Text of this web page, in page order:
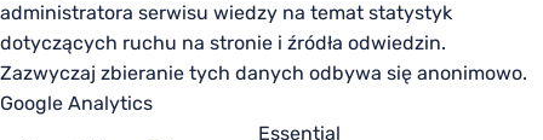
administratora serwisu wiedzy na temat statystyk
dotyczących ruchu na stronie i źródła odwiedzin.
Zazwyczaj zbieranie tych danych odbywa się anonimowo.
Google Analytics
Essential